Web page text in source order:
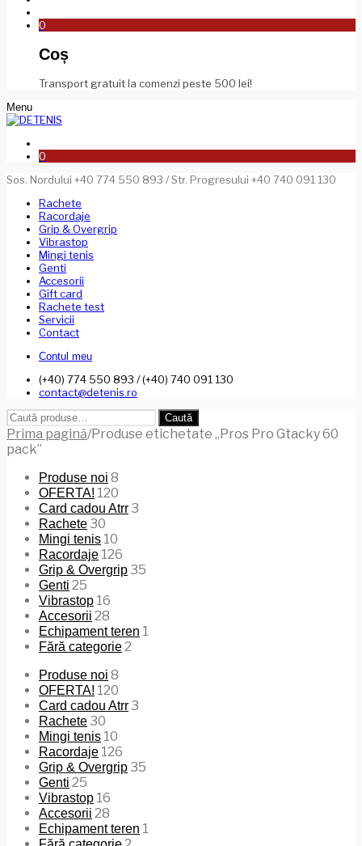
0
Coș
Transport gratuit la comenzi peste 500 lei!
Menu
0
Sos. Nordului +40 774 550 893 / Str. Progresului +40 740 091 130
Rachete
Racordaje
Grip & Overgrip
Vibrastop
Mingi tenis
Genti
Accesorii
Gift card
Rachete test
Servicii
Contact
Contul meu
(+40) 774 550 893 / (+40) 740 091 130
contact@detenis.ro
Caută
după:
Caută
Prima pagină/Produse etichetate „Pros Pro Gtacky 60
pack”
Produse noi 8
OFERTA! 120
Card cadou Atrr3
Rachete30
Mingi tenis 10
Racordaje 126
Grip & Overgrip35
Genti 25
Vibrastop 16
Accesorii 28
Echipament teren 1
Fără categorie2
Produse noi 8
OFERTA! 120
Card cadou Atrr3
Rachete30
Mingi tenis 10
Racordaje 126
Grip & Overgrip35
Genti 25
Vibrastop 16
Accesorii 28
Echipament teren 1